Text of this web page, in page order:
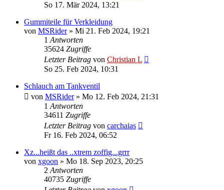
So 17. Mär 2024, 13:21
Gummiteile für Verkleidung
von MSRider» Mi 21. Feb 2024, 19:21
1 Antworten
35624 Zugriffe
Letzter Beitrag von Christian L
So 25. Feb 2024, 10:31
Schlauch am Tankventil
von MSRider» Mo 12. Feb 2024, 21:31
1 Antworten
34611 Zugriffe
Letzter Beitrag von carchaias
Fr 16. Feb 2024, 06:52
Xz...heißt das ..xtrem zoffig...grrr
von xgoon » Mo 18. Sep 2023, 20:25
2 Antworten
40735 Zugriffe